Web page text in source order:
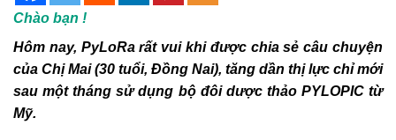
Chào bạn !
Hôm nay, PyLoRa rất vui khi được chia sẻ câu chuyện
của Chị Mai (30 tuổi, Đồng Nai), tăng dần thị lực chỉ mới
sau một tháng sử dụng bộ đôi dược thảo PYLOPIC từ
Mỹ.